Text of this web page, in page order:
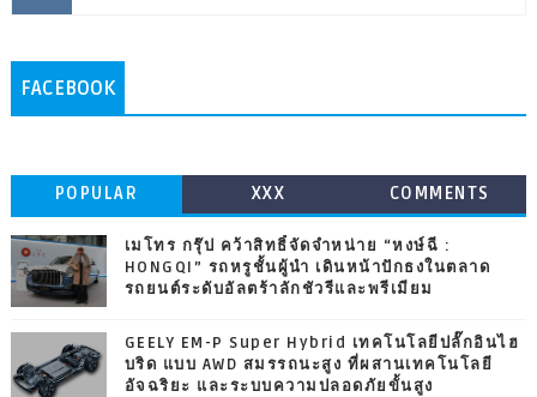
FACEBOOK
POPULAR XXX COMMENTS
เมโทร กรุ๊ป คว้าสิทธิ์จัดจำหน่าย “หงษ์ฉี :
HONGQI” รถหรูชั้นผู้นำ เดินหน้าปักธงในตลาด
รถยนต์ระดับอัลตร้าลักชัวรีและพรีเมียม
GEELY EM-P Super Hybrid เทคโนโลยีปลั๊กอินไฮ
บริด แบบ AWD สมรรถนะสูง ที่ผสานเทคโนโลยี
อัจฉริยะ และระบบความปลอดภัยขั้นสูง